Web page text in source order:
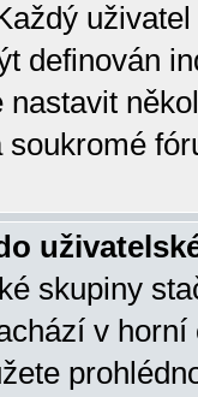
definován
skupiny
v horní